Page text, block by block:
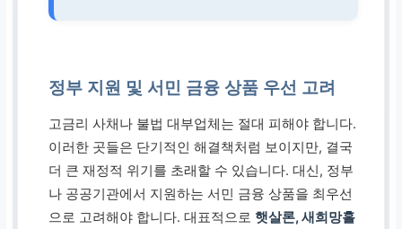
정부 지원 및 서민 금융 상품 우선 고려
고금리 사채나 불법 대부업체는 절대 피해야 합니다.
이러한 곳들은 단기적인 해결책처럼 보이지만, 결국
더 큰 재정적 위기를 초래할 수 있습니다. 대신, 정부
나 공공기관에서 지원하는 서민 금융 상품을 최우선
으로 고려해야 합니다. 대표적으로 햇살론, 새희망홀